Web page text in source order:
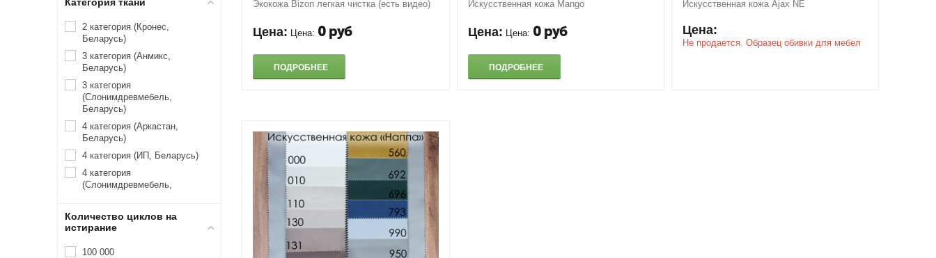
Экокожа Bizon легкая чистка (есть видео)
Цена: Цена: 0 руб
ПОДРОБНЕЕ
Искусственная кожа Mango
Цена: Цена: 0 руб
ПОДРОБНЕЕ
Искусственная кожа Ajax NE
Цена:
Не продается. Образец обивки для мебел
2 категория (Кронес,
Беларусь)
3 категория (Анмикс,
Беларусь)
3 категория
(Слонимдревмебель,
Беларусь)
4 категория (Аркастан,
Беларусь)
4 категория (ИП, Беларусь)
4 категория
(Слонимдревмебель,
5 категория (Лукан, Беларусь)
6 категория (Шибо-Мебель,
Количество циклов на
истирание
100 000